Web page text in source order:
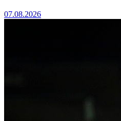
07.08.2026